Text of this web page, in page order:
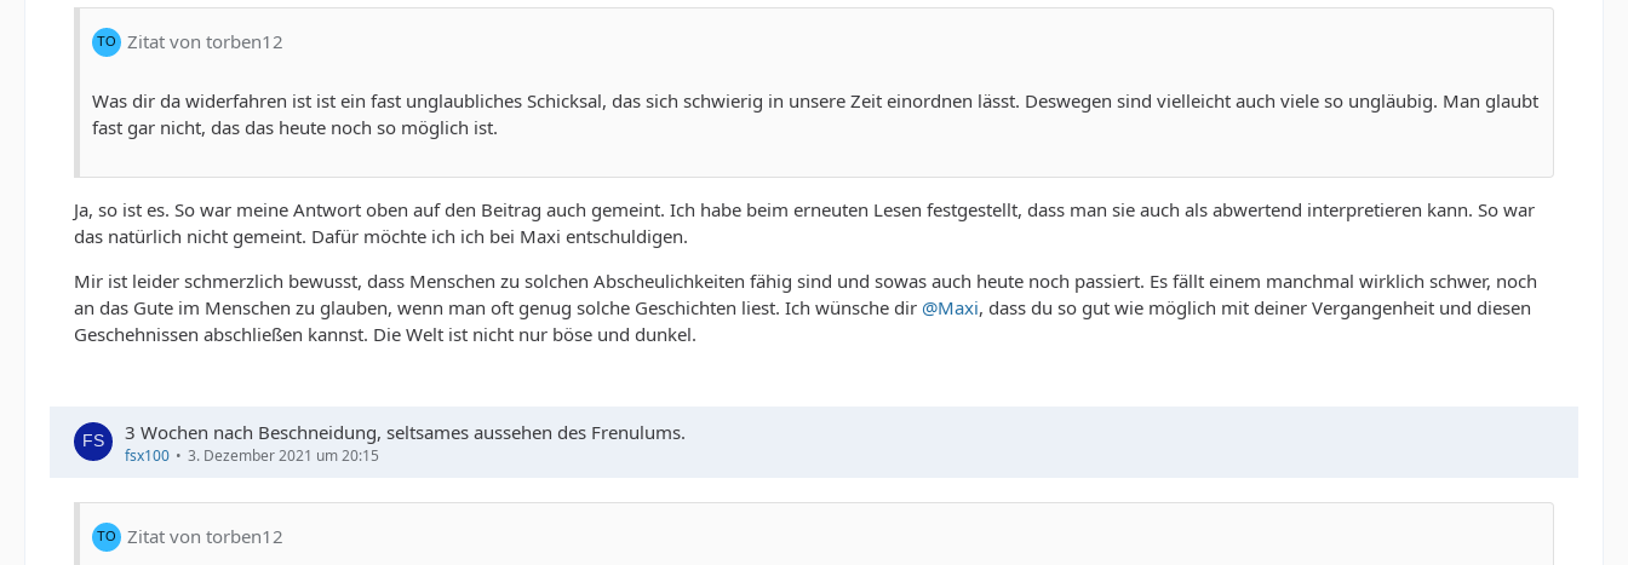
Zitat von torben12
Was dir da widerfahren ist ist ein fast unglaubliches Schicksal, das sich schwierig in unsere Zeit einordnen lässt. Deswegen sind vielleicht auch viele so ungläubig. Man glaubt
fast gar nicht, das das heute noch so möglich ist.
Ja, so ist es. So war meine Antwort oben auf den Beitrag auch gemeint. Ich habe beim erneuten Lesen festgestellt, dass man sie auch als abwertend interpretieren kann. So war
das natürlich nicht gemeint. Dafür möchte ich ich bei Maxi entschuldigen.
Mir ist leider schmerzlich bewusst, dass Menschen zu solchen Abscheulichkeiten fähig sind und sowas auch heute noch passiert. Es fällt einem manchmal wirklich schwer, noch
an das Gute im Menschen zu glauben, wenn man oft genug solche Geschichten liest. Ich wünsche dir @Maxi, dass du so gut wie möglich mit deiner Vergangenheit und diesen
Geschehnissen abschließen kannst. Die Welt ist nicht nur böse und dunkel.
3 Wochen nach Beschneidung, seltsames aussehen des Frenulums.
fsx100 3. Dezember 2021 um 20:15
Zitat von torben12